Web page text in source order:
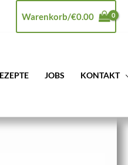
Warenkorb/€0.00
JOBS KONTAKT